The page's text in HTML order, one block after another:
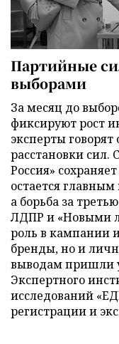
Партийные
выборами
За месяц до
фиксируют рост
эксперты
расстановки сил.
Россия»
остается
а борьба за
ЛДПР и «Новыми
роль в кампании
бренды, но и
выводам пришли
Экспертного
исследований
регистрации и